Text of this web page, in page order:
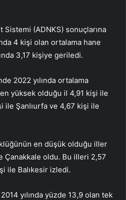
Sistemi (ADNKS) sonuçlarına
4 kişi olan ortalama hane
3,17 kişiye geriledi.
2022 yılında ortalama
yüksek olduğu il 4,91 kişi ile
ile Şanlıurfa ve 4,67 kişi ile
en düşük olduğu iller
Çanakkale oldu. Bu illeri 2,57
ile Balıkesir izledi.
yılında yüzde 13,9 olan tek